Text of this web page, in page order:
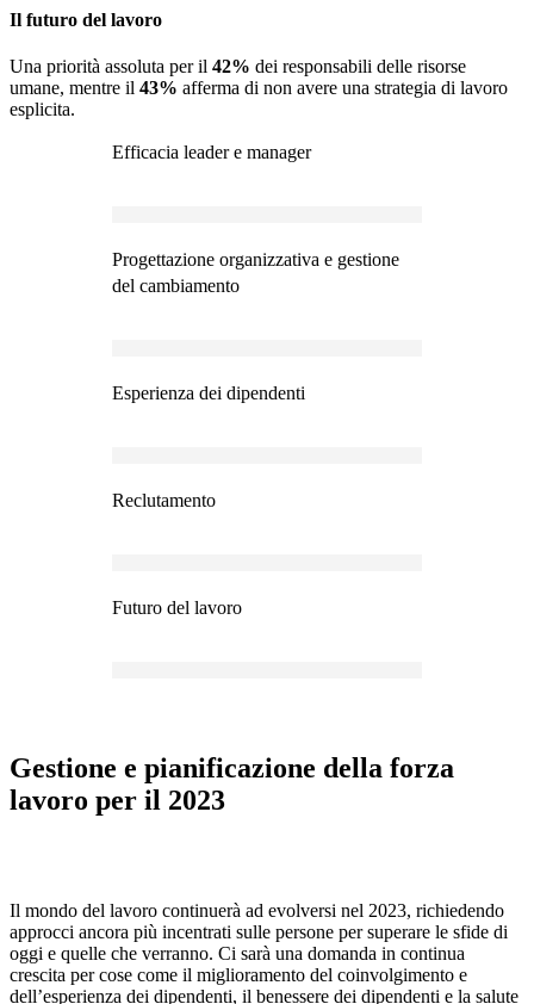
Il futuro del lavoro
Una priorità assoluta per il 42% dei responsabili delle risorse
umane, mentre il 43% afferma di non avere una strategia di lavoro
esplicita.
Efficacia leader e manager
Progettazione organizzativa e gestione
del cambiamento
Esperienza dei dipendenti
Reclutamento
Futuro del lavoro
Gestione e pianificazione della forza
lavoro per il 2023
Il mondo del lavoro continuerà ad evolversi nel 2023, richiedendo
approcci ancora più incentrati sulle persone per superare le sfide di
oggi e quelle che verranno. Ci sarà una domanda in continua
crescita per cose come il miglioramento del coinvolgimento e
dell’esperienza dei dipendenti, il benessere dei dipendenti e la salute